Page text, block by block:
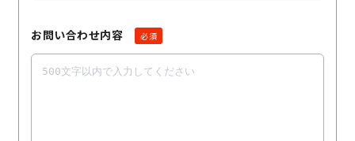
お問い合わせ内容 必須